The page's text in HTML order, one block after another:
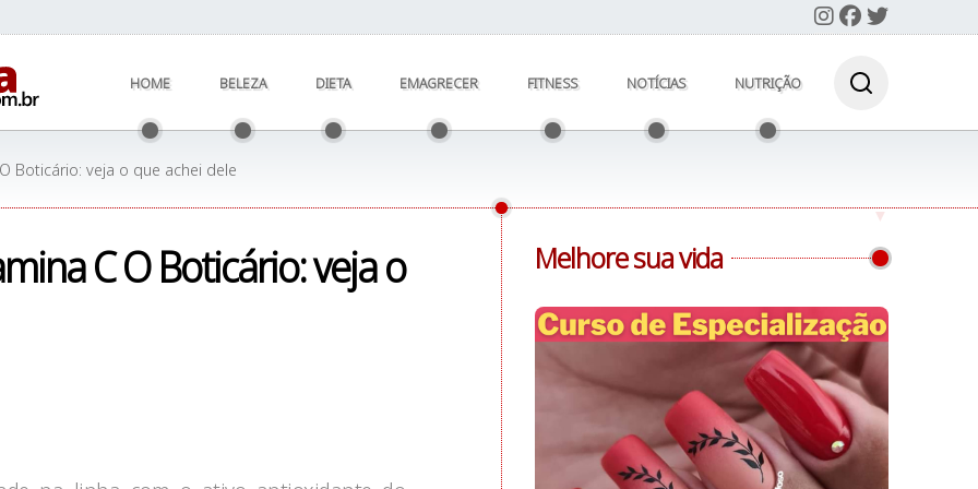
HOME BELEZA DIETA EMAGRECER FITNESS NOTÍCIAS NUTRIÇÃO
Boticário: veja o que achei dele
C O Boticário: veja o
Melhore sua vida